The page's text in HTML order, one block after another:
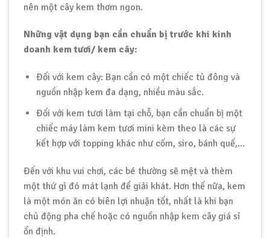
nên một cây kem thơm ngon.
Những vật dụng bạn cần chuẩn bị trước khi kinh
doanh kem tươi/ kem cây:
Đối với kem cây: Bạn cần có một chiếc tủ đông và
nguồn nhập kem đa dạng, nhiều màu sắc.
Đối với kem tươi làm tại chỗ, bạn cần chuẩn bị một
chiếc máy làm kem tươi mini kèm theo là các sự
kết hợp với topping khác như cốm, siro, bánh quế,…
Đến với khu vui chơi, các bé thường sẽ mệt và thèm
một thứ gì đó mát lạnh để giải khát. Hơn thế nữa, kem
là một món ăn có biên lợi nhuận tốt, nhất là khi bạn
chủ động pha chế hoặc có nguồn nhập kem cây giá sỉ
ổn định.